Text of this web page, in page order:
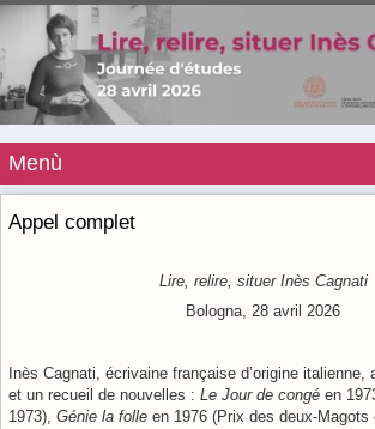
Menù
Appel complet
Lire, relire, situer Inès Cagnati
Bologna, 28 avril 2026
Inès Cagnati, écrivaine française d’origine italienne,
et un recueil de nouvelles : Le Jour de congé en
1973), Génie la folle en 1976 (Prix des deux-